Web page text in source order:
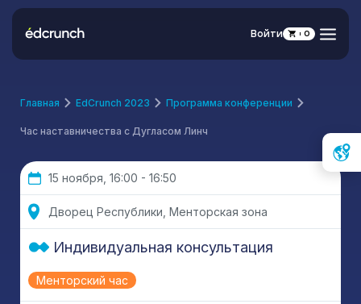
Войти 0
Главная EdCrunch 2023 Программа конференции
Час наставничества с Дугласом Линч
15 ноября, 16:00 - 16:50
Дворец Республики, Менторская зона
Менторский час
Индивидуальная консультация